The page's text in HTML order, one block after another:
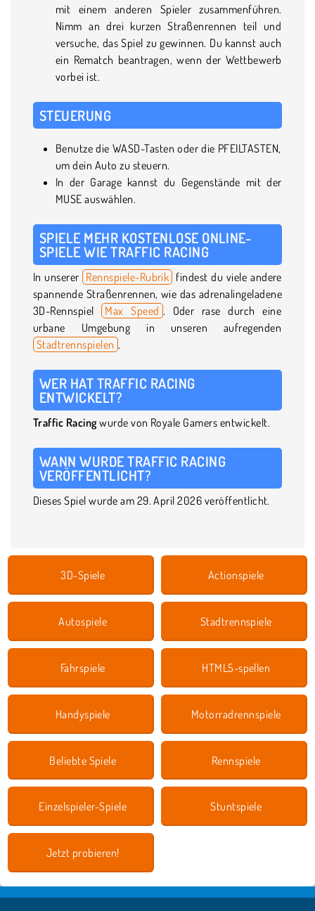
mit einem anderen Spieler zusammenführen.
Nimm an drei kurzen Straßenrennen teil und
versuche, das Spiel zu gewinnen. Du kannst auch
ein Rematch beantragen, wenn der Wettbewerb
vorbei ist.
STEUERUNG
Benutze die WASD-Tasten oder die PFEILTASTEN,
um dein Auto zu steuern.
In der Garage kannst du Gegenstände mit der
MUSE auswählen.
SPIELE MEHR KOSTENLOSE ONLINE-
SPIELE WIE TRAFFIC RACING
In unserer Rennspiele-Rubrik findest du viele andere
spannende Straßenrennen, wie das adrenalingeladene
3D-Rennspiel Max Speed . Oder rase durch eine
urbane Umgebung in unseren aufregenden
Stadtrennspielen .
WER HAT TRAFFIC RACING
ENTWICKELT?
Traffic Racingwurde von Royale Gamers entwickelt.
WANN WURDE TRAFFIC RACING
VERÖFFENTLICHT?
Dieses Spiel wurde am 29. April 2026 veröffentlicht.
3D-Spiele Actionspiele
Autospiele Stadtrennspiele
Fahrspiele HTML5-spellen
Handyspiele Motorradrennspiele
Beliebte Spiele Rennspiele
Einzelspieler-Spiele Stuntspiele
Jetzt probieren!